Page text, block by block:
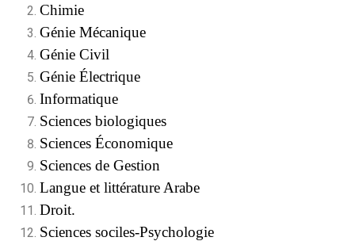
Chimie
Génie Mécanique
Génie Civil
Génie Électrique
Informatique
Sciences biologiques
Sciences Économique
Sciences de Gestion
Langue et littérature Arabe
Droit.
Sciences sociles-Psychologie